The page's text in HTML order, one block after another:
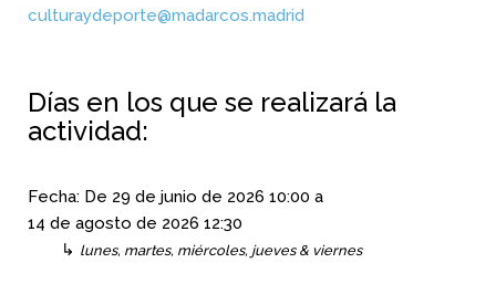
culturaydeporte@madarcos.madrid
Días en los que se realizará la
actividad:
Fecha: De 29 de junio de 2026 10:00 a
14 de agosto de 2026 12:30
↳ lunes, martes, miércoles, jueves & viernes